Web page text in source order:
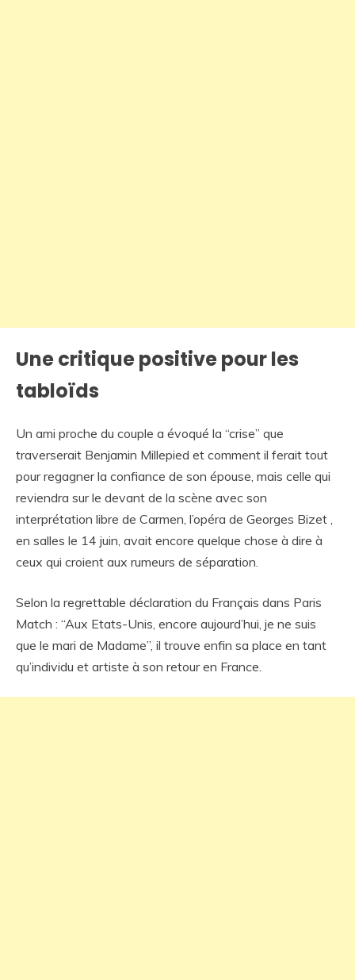
Une critique positive pour les
tabloïds
Un ami proche du couple a évoqué la “crise” que
traverserait Benjamin Millepied et comment il ferait tout
pour regagner la confiance de son épouse, mais celle qui
reviendra sur le devant de la scène avec son
interprétation libre de Carmen, l’opéra de Georges Bizet ,
en salles le 14 juin, avait encore quelque chose à dire à
ceux qui croient aux rumeurs de séparation.
Selon la regrettable déclaration du Français dans Paris
Match : “Aux Etats-Unis, encore aujourd’hui, je ne suis
que le mari de Madame”, il trouve enfin sa place en tant
qu’individu et artiste à son retour en France.